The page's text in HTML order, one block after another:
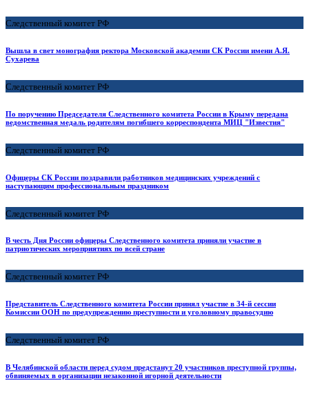
Следственный комитет РФ
Вышла в свет монография ректора Московской академии СК России имени А.Я.
Сухарева
Следственный комитет РФ
По поручению Председателя Следственного комитета России в Крыму передана
ведомственная медаль родителям погибшего корреспондента МИЦ "Известия"
Следственный комитет РФ
Офицеры СК России поздравили работников медицинских учреждений с
наступающим профессиональным праздником
Следственный комитет РФ
В честь Дня России офицеры Следственного комитета приняли участие в
патриотических мероприятиях по всей стране
Следственный комитет РФ
Представитель Следственного комитета России принял участие в 34-й сессии
Комиссии ООН по предупреждению преступности и уголовному правосудию
Следственный комитет РФ
В Челябинской области перед судом предстанут 20 участников преступной группы,
обвиняемых в организации незаконной игорной деятельности